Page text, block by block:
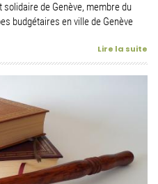
de Genève, membre du
budgétaires en ville de Genève
Lire la suite